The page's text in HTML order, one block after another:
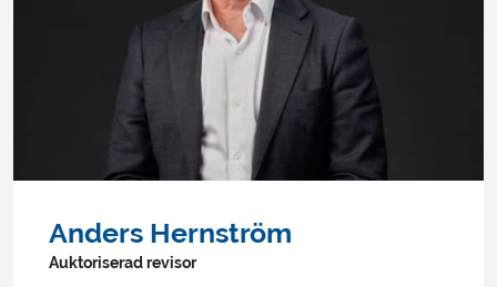
Anders Hernström
Auktoriserad revisor